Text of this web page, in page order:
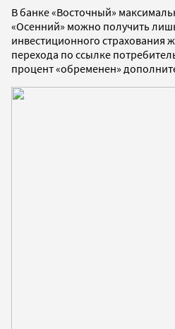
В банке «Восточный»
«Осенний» можно получить
инвестиционного страхования
перехода по ссылке
процент «обременен»